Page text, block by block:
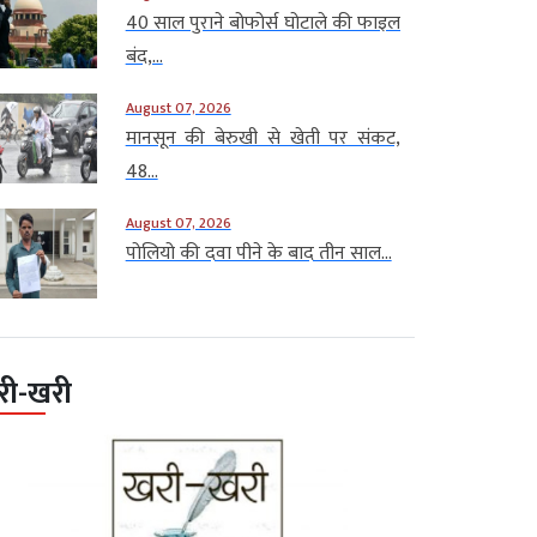
40 साल पुराने बोफोर्स घोटाले की फाइल
बंद,...
August 07, 2026
मानसून की बेरुखी से खेती पर संकट,
48...
August 07, 2026
पोलियो की दवा पीने के बाद तीन साल...
खरी